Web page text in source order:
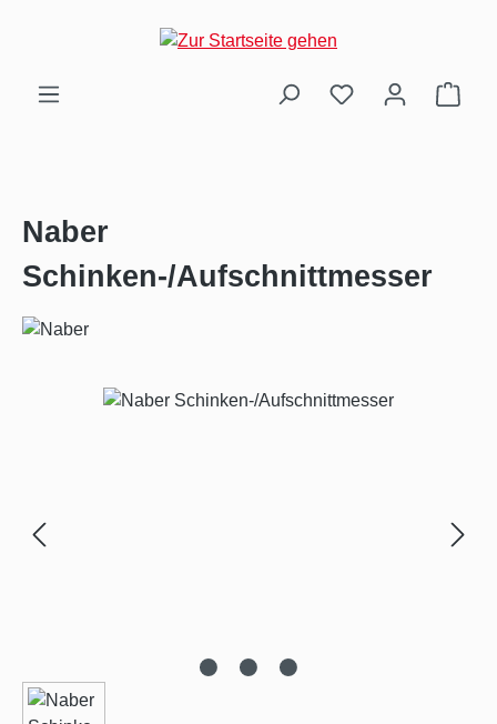
Zum Hauptinhalt springen
Naber
Schinken-/Aufschnittmesser
Bildergalerie überspringen